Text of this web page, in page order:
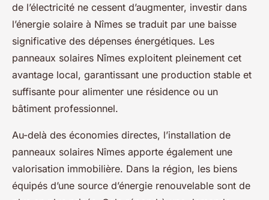
de l’électricité ne cessent d’augmenter, investir dans
l’énergie solaire à Nîmes se traduit par une baisse
significative des dépenses énergétiques. Les
panneaux solaires Nîmes exploitent pleinement cet
avantage local, garantissant une production stable et
suffisante pour alimenter une résidence ou un
bâtiment professionnel.
Au-delà des économies directes, l’installation de
panneaux solaires Nîmes apporte également une
valorisation immobilière. Dans la région, les biens
équipés d’une source d’énergie renouvelable sont de